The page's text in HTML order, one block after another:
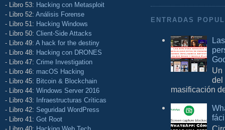
- Libro 53: Hacking con Metasploit
- Libro 52: Análisis Forense
- Libro 51: Hacking Windows
- Libro 50: Client-Side Attacks
- Libro 49: A hack for the destiny
- Libro 48: Hacking con DRONES
- Libro 47: Crime Investigation
- Libro 46: macOS Hacking
- Libro 45: Bitcoin & Blockchain
- Libro 44: Windows Server 2016
- Libro 43:
Infraestructuras Críticas
- Libro 42: Seguridad WordPress
- Libro 41: Got Root
ENTRADAS
Un
del
masificación